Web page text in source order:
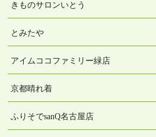
きものサロンいとう
とみたや
アイムココファミリー緑店
京都晴れ着
ふりそでsanQ名古屋店